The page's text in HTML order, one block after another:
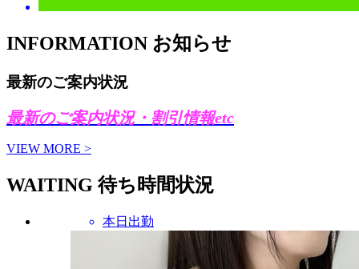
INFORMATION お知らせ
最新のご案内状況
最新のご案内状況・割引情報etc
VIEW MORE >
WAITING 待ち時間状況
本日出勤